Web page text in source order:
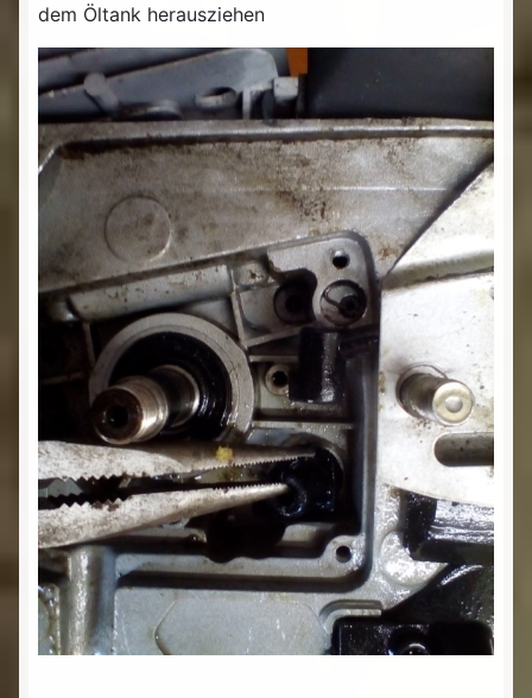
dem Öltank herausziehen